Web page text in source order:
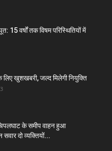
15 वर्षों तक विषम परिस्थितियों में
लिए खुशखबरी, जल्द मिलेगी नियुक्ति
के समीप वाहन हुआ
सवार दो व्यक्तियों...